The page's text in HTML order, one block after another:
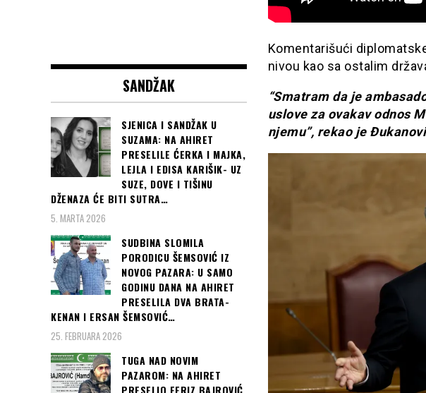
Komentarišući
nivou kao sa ostalim
“Smatram da je
uslove za ovakav odnos
njemu”, rekao je
SANDŽAK
SJENICA I SANDŽAK U
SUZAMA: NA AHIRET
PRESELILE ĆERKA I MAJKA,
LEJLA I EDISA KARIŠIK- UZ
SUZE, DOVE I TIŠINU
DŽENAZA ĆE BITI SUTRA…
5. MARTA 2026
SUDBINA SLOMILA
PORODICU ŠEMSOVIĆ IZ
NOVOG PAZARA: U SAMO
GODINU DANA NA AHIRET
PRESELILA DVA BRATA-
KENAN I ERSAN ŠEMSOVIĆ…
25. FEBRUARA 2026
TUGA NAD NOVIM
PAZAROM: NA AHIRET